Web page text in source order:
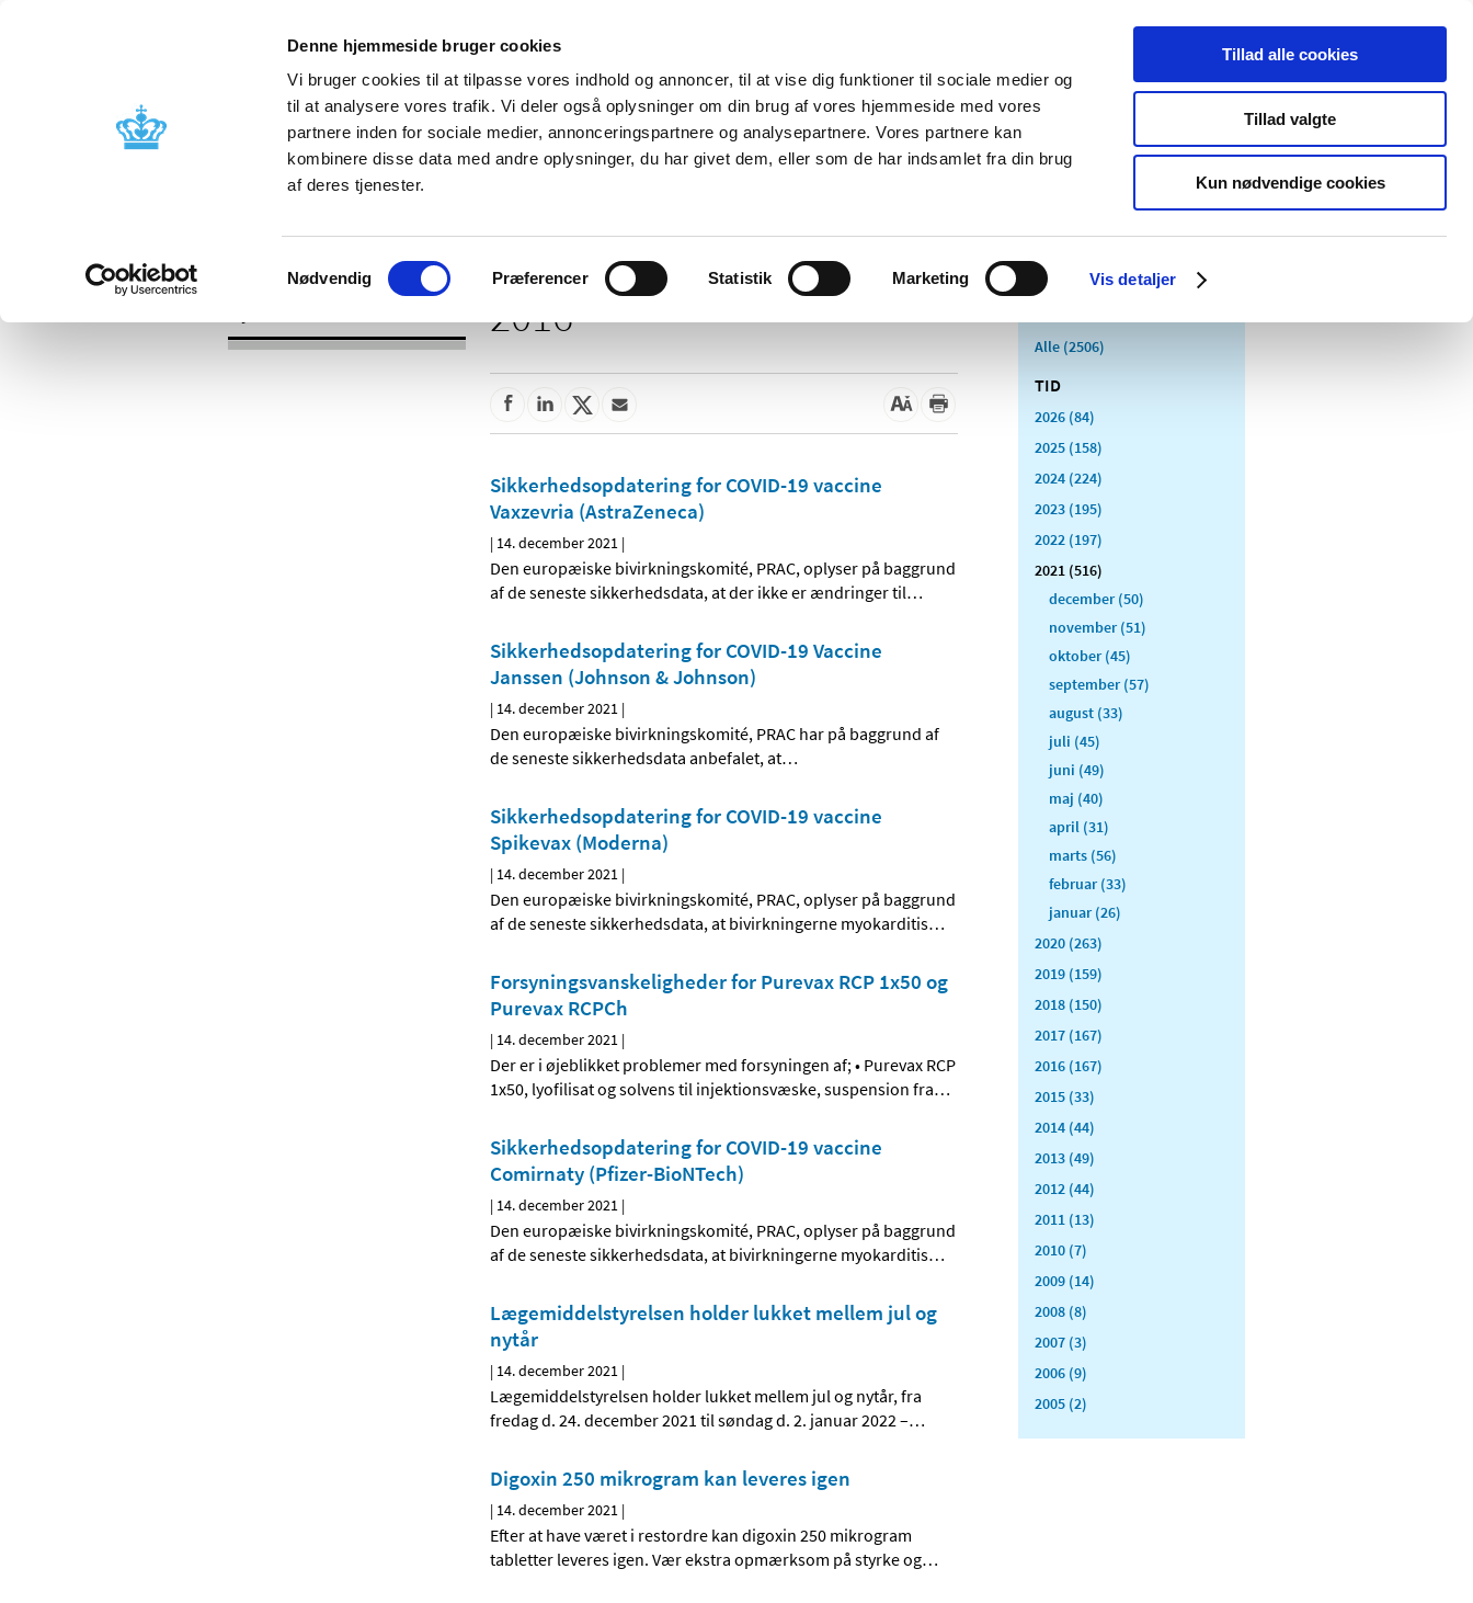
Denne hjemmeside bruger cookies
Vi bruger cookies til at tilpasse vores indhold og annoncer, til at vise dig funktioner til sociale medier og
til at analysere vores trafik. Vi deler også oplysninger om din brug af vores hjemmeside med vores
partnere inden for sociale medier, annonceringspartnere og analysepartnere. Vores partnere kan
kombinere disse data med andre oplysninger, du har givet dem, eller som de har indsamlet fra din brug
af deres tjenester.
Samtykkevalg
Nødvendig Præferencer Statistik Marketing Vis detaljer
Tillad alle cookies
Tillad valgte
Kun nødvendige cookies
Nyheder Om os Kontakt Udgivelser
Godkendelse og
Bivirkninger og
produktinformation
Tilskud og
Apoteker og salg af
Medicinsk
Særlige
produktområder
2016
Sikkerhedsopdatering for COVID-19 vaccine
Vaxzevria (AstraZeneca)
| 14. december 2021 |
Den europæiske bivirkningskomité, PRAC, oplyser på baggrund
af de seneste sikkerhedsdata, at der ikke er ændringer til…
Sikkerhedsopdatering for COVID-19 Vaccine
Janssen (Johnson & Johnson)
| 14. december 2021 |
Den europæiske bivirkningskomité, PRAC har på baggrund af
de seneste sikkerhedsdata anbefalet, at…
Sikkerhedsopdatering for COVID-19 vaccine
Spikevax (Moderna)
| 14. december 2021 |
Den europæiske bivirkningskomité, PRAC, oplyser på baggrund
af de seneste sikkerhedsdata, at bivirkningerne myokarditis…
Forsyningsvanskeligheder for Purevax RCP 1x50 og
Purevax RCPCh
| 14. december 2021 |
Der er i øjeblikket problemer med forsyningen af; • Purevax RCP
1x50, lyofilisat og solvens til injektionsvæske, suspension fra…
Sikkerhedsopdatering for COVID-19 vaccine
Comirnaty (Pfizer-BioNTech)
| 14. december 2021 |
Den europæiske bivirkningskomité, PRAC, oplyser på baggrund
af de seneste sikkerhedsdata, at bivirkningerne myokarditis…
Lægemiddelstyrelsen holder lukket mellem jul og
nytår
| 14. december 2021 |
Lægemiddelstyrelsen holder lukket mellem jul og nytår, fra
fredag d. 24. december 2021 til søndag d. 2. januar 2022 –…
Digoxin 250 mikrogram kan leveres igen
| 14. december 2021 |
Efter at have været i restordre kan digoxin 250 mikrogram
tabletter leveres igen. Vær ekstra opmærksom på styrke og…
Alle (2506)
TID
2026 (84)
2025 (158)
2024 (224)
2023 (195)
2022 (197)
2021 (516)
december (50)
november (51)
oktober (45)
september (57)
august (33)
juli (45)
juni (49)
maj (40)
april (31)
marts (56)
februar (33)
januar (26)
2020 (263)
2019 (159)
2018 (150)
2017 (167)
2016 (167)
2015 (33)
2014 (44)
2013 (49)
2012 (44)
2011 (13)
2010 (7)
2009 (14)
2008 (8)
2007 (3)
2006 (9)
2005 (2)